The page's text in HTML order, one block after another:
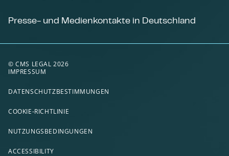
Presse- und Medienkontakte in Deutschland
© CMS LEGAL 2026
IMPRESSUM
DATENSCHUTZBESTIMMUNGEN
COOKIE-RICHTLINIE
NUTZUNGSBEDINGUNGEN
ACCESSIBILITY